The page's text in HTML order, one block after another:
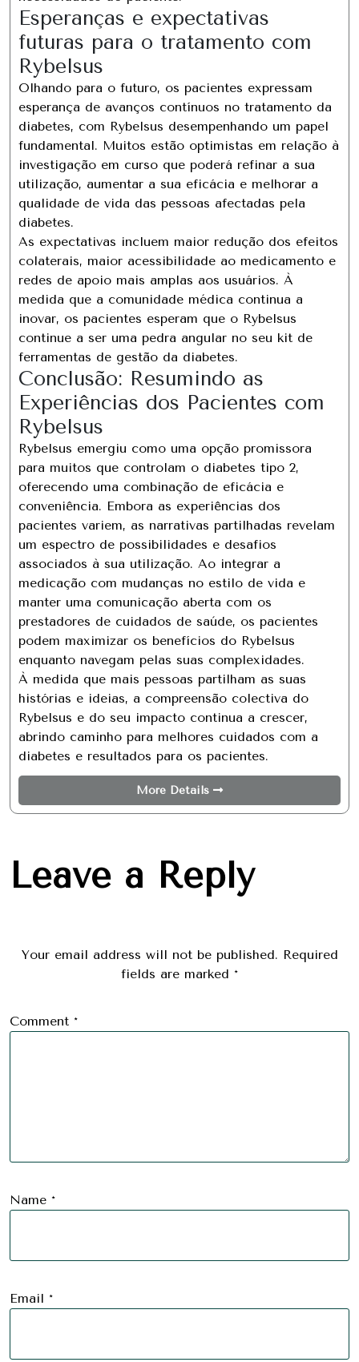
Esperanças e expectativas
futuras para o tratamento com
Rybelsus
Olhando para o futuro, os pacientes expressam
esperança de avanços contínuos no tratamento da
diabetes, com Rybelsus desempenhando um papel
fundamental. Muitos estão optimistas em relação à
investigação em curso que poderá refinar a sua
utilização, aumentar a sua eficácia e melhorar a
qualidade de vida das pessoas afectadas pela
diabetes.
As expectativas incluem maior redução dos efeitos
colaterais, maior acessibilidade ao medicamento e
redes de apoio mais amplas aos usuários. À
medida que a comunidade médica continua a
inovar, os pacientes esperam que o Rybelsus
continue a ser uma pedra angular no seu kit de
ferramentas de gestão da diabetes.
Conclusão: Resumindo as
Experiências dos Pacientes com
Rybelsus
Rybelsus emergiu como uma opção promissora
para muitos que controlam o diabetes tipo 2,
oferecendo uma combinação de eficácia e
conveniência. Embora as experiências dos
pacientes variem, as narrativas partilhadas revelam
um espectro de possibilidades e desafios
associados à sua utilização. Ao integrar a
medicação com mudanças no estilo de vida e
manter uma comunicação aberta com os
prestadores de cuidados de saúde, os pacientes
podem maximizar os benefícios do Rybelsus
enquanto navegam pelas suas complexidades.
À medida que mais pessoas partilham as suas
histórias e ideias, a compreensão colectiva do
Rybelsus e do seu impacto continua a crescer,
abrindo caminho para melhores cuidados com a
diabetes e resultados para os pacientes.
More Details
Leave a Reply
Your email address will not be published. Required
fields are marked *
Comment *
Name *
Email *